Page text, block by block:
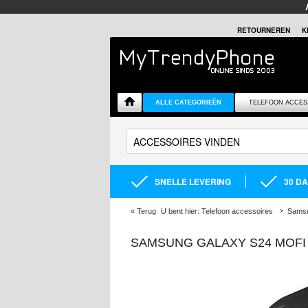
RETOURNEREN
ALLE CATEGORIEËN TELEFOON
SNELLE LEVERING 30
« Terug U bent hier: Telefoon accessoires
SAMSUNG GALAXY S24